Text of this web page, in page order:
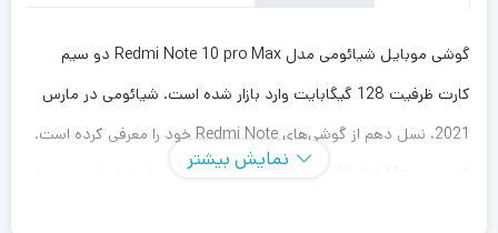
گوشی موبایل شیائومی مدل Redmi Note 10 pro Max دو سیم‌
کارت ظرفیت 128 گیگابایت وارد بازار شده است. شیائومی در مارس
2021، نسل دهم از گوشی‌های Redmi Note خود را معرفی کرده است.
گوشی « Redmi Note 10 pro Max » مانند نسخه‌های قبلی این سری از
نمایش بیشتر